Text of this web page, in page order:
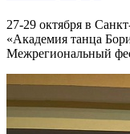
27-29 октября в
«Академия танца
Межрегиональный